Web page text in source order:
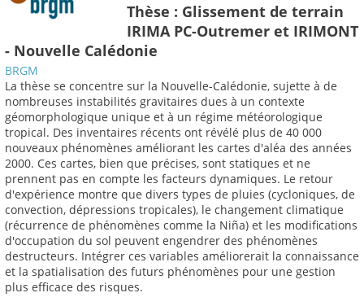
Thèse : Glissement de terrain
IRIMA PC-Outremer et IRIMONT
- Nouvelle Calédonie
BRGM
La thèse se concentre sur la Nouvelle-Calédonie, sujette à de
nombreuses instabilités gravitaires dues à un contexte
géomorphologique unique et à un régime météorologique
tropical. Des inventaires récents ont révélé plus de 40 000
nouveaux phénomènes améliorant les cartes d'aléa des années
2000. Ces cartes, bien que précises, sont statiques et ne
prennent pas en compte les facteurs dynamiques. Le retour
d'expérience montre que divers types de pluies (cycloniques, de
convection, dépressions tropicales), le changement climatique
(récurrence de phénomènes comme la Niña) et les modifications
d'occupation du sol peuvent engendrer des phénomènes
destructeurs. Intégrer ces variables améliorerait la connaissance
et la spatialisation des futurs phénomènes pour une gestion
plus efficace des risques.